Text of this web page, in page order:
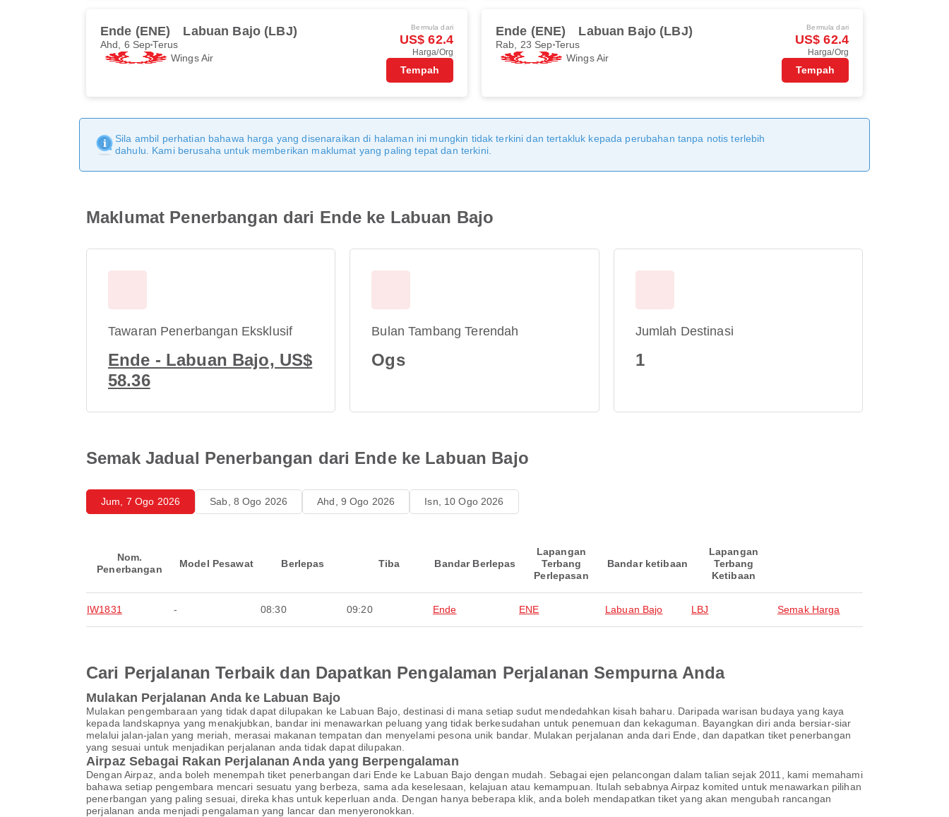
Ende (ENE) Labuan Bajo (LBJ)
Ahd, 6 SepTerus
Wings Air
Bermula dari
US$ 62.4
Harga/Org
Tempah
Ende (ENE) Labuan Bajo (LBJ)
Rab, 23 Sep Terus
Wings Air
Bermula dari
US$ 62.4
Harga/Org
Tempah
Sila ambil perhatian bahawa harga yang disenaraikan di halaman ini mungkin tidak terkini dan tertakluk kepada perubahan tanpa notis terlebih
dahulu. Kami berusaha untuk memberikan maklumat yang paling tepat dan terkini.
Maklumat Penerbangan dari Ende ke Labuan Bajo
Tawaran Penerbangan Eksklusif
Ende - Labuan Bajo, US$
58.36
Bulan Tambang Terendah
Ogs
Jumlah Destinasi
1
Semak Jadual Penerbangan dari Ende ke Labuan Bajo
Jum, 7 Ogo 2026 Sab, 8 Ogo 2026 Ahd, 9 Ogo 2026 Isn, 10 Ogo 2026
Nom.
Penerbangan
Model Pesawat Berlepas Tiba Bandar Berlepas
Lapangan
Terbang
Perlepasan
Bandar ketibaan
Lapangan
Terbang
Ketibaan
IW1831 - 08:30 09:20 Ende ENE Labuan Bajo LBJ Semak Harga
Cari Perjalanan Terbaik dan Dapatkan Pengalaman Perjalanan Sempurna Anda
Mulakan Perjalanan Anda ke Labuan Bajo
Mulakan pengembaraan yang tidak dapat dilupakan ke Labuan Bajo, destinasi di mana setiap sudut mendedahkan kisah baharu. Daripada warisan budaya yang kaya
kepada landskapnya yang menakjubkan, bandar ini menawarkan peluang yang tidak berkesudahan untuk penemuan dan kekaguman. Bayangkan diri anda bersiar-siar
melalui jalan-jalan yang meriah, merasai makanan tempatan dan menyelami pesona unik bandar. Mulakan perjalanan anda dari Ende, dan dapatkan tiket penerbangan
yang sesuai untuk menjadikan perjalanan anda tidak dapat dilupakan.
Airpaz Sebagai Rakan Perjalanan Anda yang Berpengalaman
Dengan Airpaz, anda boleh menempah tiket penerbangan dari Ende ke Labuan Bajo dengan mudah. Sebagai ejen pelancongan dalam talian sejak 2011, kami memahami
bahawa setiap pengembara mencari sesuatu yang berbeza, sama ada keselesaan, kelajuan atau kemampuan. Itulah sebabnya Airpaz komited untuk menawarkan pilihan
penerbangan yang paling sesuai, direka khas untuk keperluan anda. Dengan hanya beberapa klik, anda boleh mendapatkan tiket yang akan mengubah rancangan
perjalanan anda menjadi pengalaman yang lancar dan menyeronokkan.